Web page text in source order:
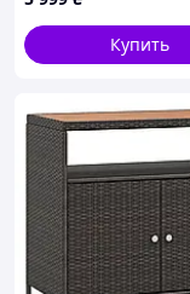
серыми мягкими
подушками (Польша)
Купить